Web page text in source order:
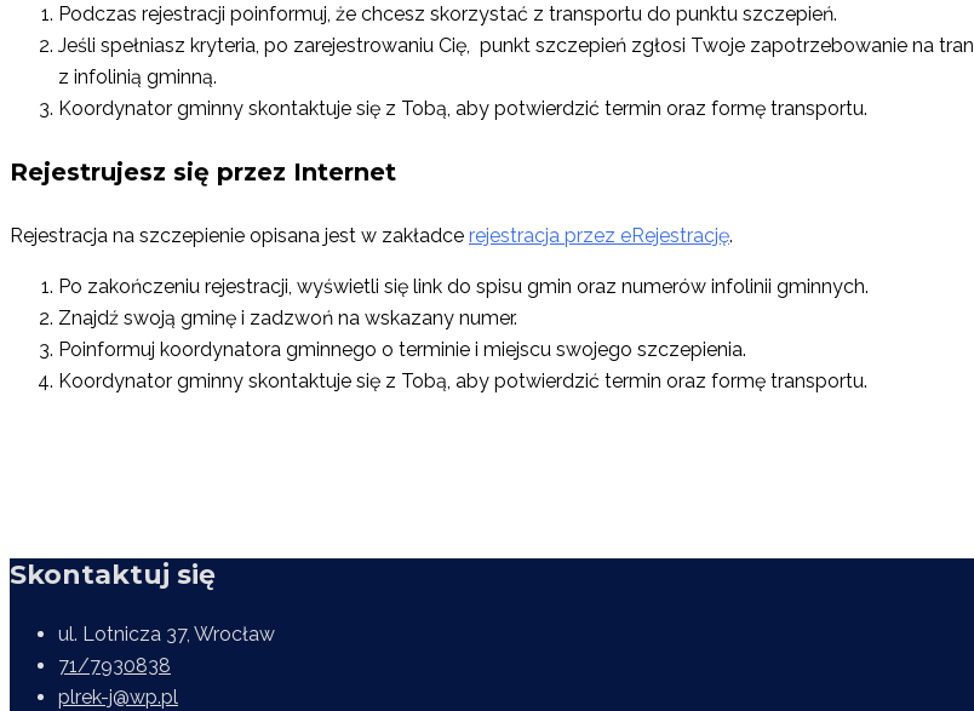
Podczas rejestracji poinformuj, że chcesz skorzystać z transportu do punktu szczepień.
Jeśli spełniasz kryteria, po zarejestrowaniu Cię, punkt szczepień zgłosi Twoje zapotrzebowanie na
z infolinią gminną.
Koordynator gminny skontaktuje się z Tobą, aby potwierdzić termin oraz formę transportu.
Rejestrujesz się przez Internet
Rejestracja na szczepienie opisana jest w zakładce rejestracja przez eRejestrację.
Po zakończeniu rejestracji, wyświetli się link do spisu gmin oraz numerów infolinii gminnych.
Znajdź swoją gminę i zadzwoń na wskazany numer.
Poinformuj koordynatora gminnego o terminie i miejscu swojego szczepienia.
Koordynator gminny skontaktuje się z Tobą, aby potwierdzić termin oraz formę transportu.
Skontaktuj się
ul. Lotnicza 37, Wrocław
71/7930838
plrek-j@wp.pl